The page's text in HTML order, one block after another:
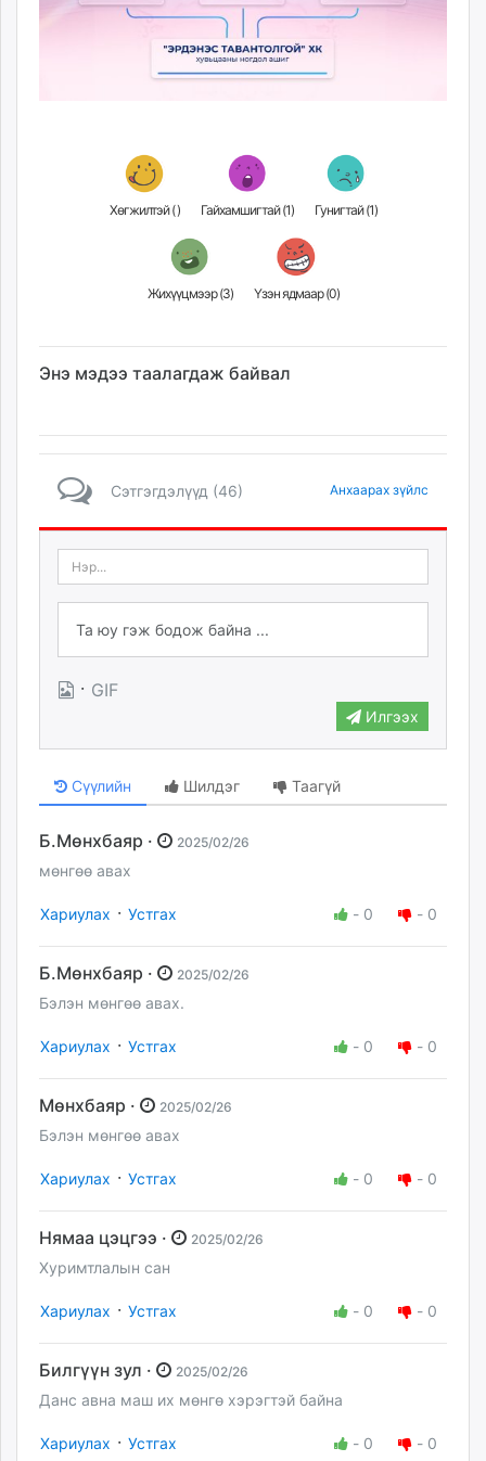
Хөгжилтэй () Гайхамшигтай (1) Гунигтай (1)
Жихүүцмээр (3) Үзэн ядмаар (0)
Энэ мэдээ таалагдаж байвал
Сэтгэгдэлүүд (46) Анхаарах зүйлс
· GIF
Илгээх
Сүүлийн Шилдэг Таагүй
Б.Мөнхбаяр · 2025/02/26
мөнгөө авах
Хариулах · Устгах - 0 - 0
Б.Мөнхбаяр · 2025/02/26
Бэлэн мөнгөө авах.
Хариулах · Устгах - 0 - 0
Мөнхбаяр · 2025/02/26
Бэлэн мөнгөө авах
Хариулах · Устгах - 0 - 0
Нямаа цэцгээ · 2025/02/26
Хуримтлалын сан
Хариулах · Устгах - 0 - 0
Билгүүн зул · 2025/02/26
Данс авна маш их мөнгө хэрэгтэй байна
Хариулах · Устгах - 0 - 0